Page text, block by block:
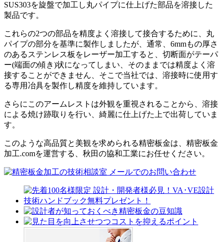
SUS303を旋盤で加工し丸パイプに仕上げた部品を溶接した
製品です。
これらの2つの部品を精度よく溶接して接合するために、丸
パイプの部分を基準に製作しましたが、通常、6mmもの厚さ
のあるステンレス板をレーザー加工すると、切断面がテーパ
ー(端面の傾き)状になってしまい、そのままでは精度よく溶
接することができません、そこで当社では、溶接時に使用す
る専用冶具を製作し精度を維持しています。
さらにこのアームレストは外観を重視されることから、溶接
による焼け跡取りを行い、綺麗に仕上げた上で出荷していま
す。
このような高品質と美観を求められる精密板金は、精密板金
加工.comを運営する、秋田の協和工業にお任せください。